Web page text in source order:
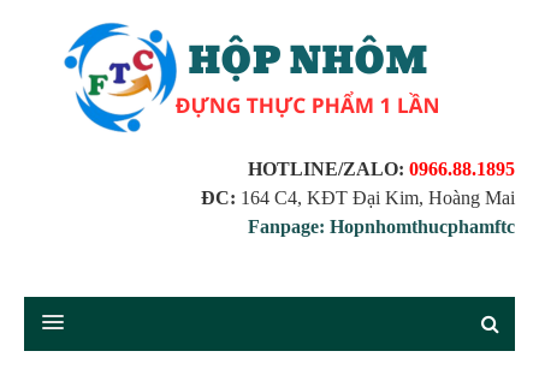
HOTLINE/ZALO: 0966.88.1895
ĐC: 164 C4, KĐT Đại Kim, Hoàng Mai
Fanpage: Hopnhomthucphamftc